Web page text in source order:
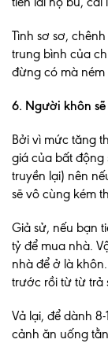
Tình sơ sơ,
trung bình của
đừng có mà ném
6. Người khôn
Bởi vì mức tăng
giá của bất
truyền lại) nên
sẽ vô cùng kém
Giả sử, nếu bạn
tỷ để mua nhà.
nhà để ở là
trước rồi từ từ trả
Vả lại, để dành
cảnh ăn uống